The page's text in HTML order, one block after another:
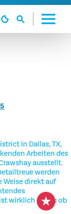
in Dallas, TX,
Arbeiten des
ausstellt.
werden
Weise direkt auf
wirklich so, als ob